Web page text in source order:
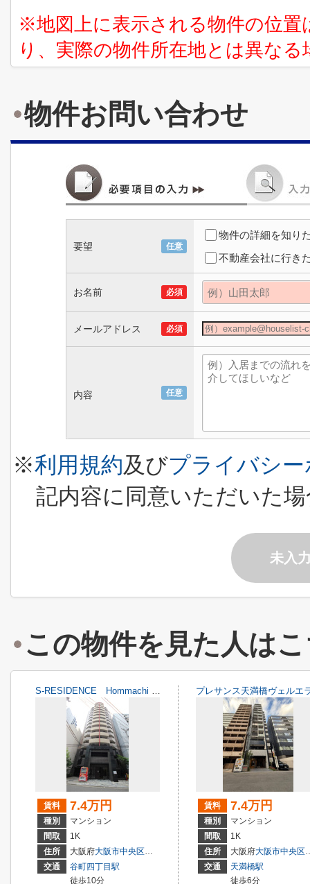
※地図上に表示される物件の位
り、実際の物件所在地とは異な
物件お問い合わせ
要望 任意
物件の詳細を知り
不動産会社に行き
お名前 必須
メールアドレス 必須
内容 任意
※利用規約及びプライバシ
記内容に同意いただいた
未入
この物件を見た人は
S-RESIDENCE Hommachi Marks
賃料 7.4万円
種別
マンション
間取
1K
住所
大阪府大阪市中央区徳井町
２丁目
交通
谷町四丁目駅
徒歩10分
プレサンス天満橋ヴェルエ
賃料 7.4万円
種別
マンション
間取
1K
住所
大阪府大阪市中央区
交通
天満橋駅
徒歩6分